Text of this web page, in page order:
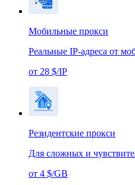
Мобильные прокси
Реальные IP-адреса от
от 28 $/IP
Резидентские прокси
Для сложных и
от 4 $/GB